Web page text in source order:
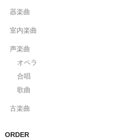
器楽曲
室内楽曲
声楽曲
オペラ
合唱
歌曲
古楽曲
ORDER